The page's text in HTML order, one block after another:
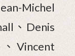
Michel
、Denis
Vincent